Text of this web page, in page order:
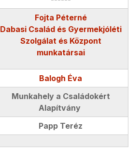
Fojta Péterné
Dabasi Család és Gyermekjóléti
Szolgálat és Központ
munkatársai
Balogh Éva
Munkahely a Családokért
Alapítvány
Papp Teréz